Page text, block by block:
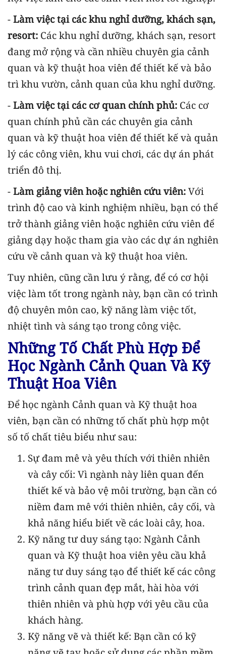
- Làm việc tại các khu nghỉ dưỡng, khách sạn,
resort: Các khu nghỉ dưỡng, khách sạn, resort
đang mở rộng và cần nhiều chuyên gia cảnh
quan và kỹ thuật hoa viên để thiết kế và bảo
trì khu vườn, cảnh quan của khu nghỉ dưỡng.
- Làm việc tại các cơ quan chính phủ: Các cơ
quan chính phủ cần các chuyên gia cảnh
quan và kỹ thuật hoa viên để thiết kế và quản
lý các công viên, khu vui chơi, các dự án phát
triển đô thị.
- Làm giảng viên hoặc nghiên cứu viên: Với
trình độ cao và kinh nghiệm nhiều, bạn có thể
trở thành giảng viên hoặc nghiên cứu viên để
giảng dạy hoặc tham gia vào các dự án nghiên
cứu về cảnh quan và kỹ thuật hoa viên.
Tuy nhiên, cũng cần lưu ý rằng, để có cơ hội
việc làm tốt trong ngành này, bạn cần có trình
độ chuyên môn cao, kỹ năng làm việc tốt,
nhiệt tình và sáng tạo trong công việc.
Những Tố Chất Phù Hợp Để
Học Ngành Cảnh Quan Và Kỹ
Thuật Hoa Viên
Để học ngành Cảnh quan và Kỹ thuật hoa
viên, bạn cần có những tố chất phù hợp một
số tố chất tiêu biểu như sau:
Sự đam mê và yêu thích với thiên nhiên
và cây cối: Vì ngành này liên quan đến
thiết kế và bảo vệ môi trường, bạn cần có
niềm đam mê với thiên nhiên, cây cối, và
khả năng hiểu biết về các loài cây, hoa.
Kỹ năng tư duy sáng tạo: Ngành Cảnh
quan và Kỹ thuật hoa viên yêu cầu khả
năng tư duy sáng tạo để thiết kế các công
trình cảnh quan đẹp mắt, hài hòa với
thiên nhiên và phù hợp với yêu cầu của
khách hàng.
Kỹ năng vẽ và thiết kế: Bạn cần có kỹ